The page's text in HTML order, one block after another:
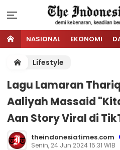
NASIONAL EKONOMI
Lifestyle
Lagu Lamaran
Aaliyah Massaid
Aan Story Viral di
theindonesiatimes.com
Senin, 24 Jun 2024 15:31 WIB